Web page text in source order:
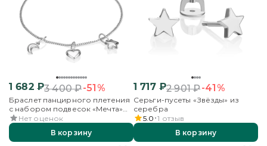
1 682₽3 400₽-51%
Браслет панцирного плетения
с набором подвесок «Мечта»
из серебра
Нет оценок
В корзину
1 717₽2 901₽-41%
Серьги-пусеты «Звёзды» из
серебра
5.0 1 отзыв
В корзину